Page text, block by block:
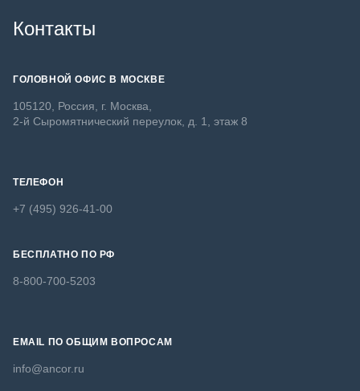
Контакты
ГОЛОВНОЙ ОФИС В МОСКВЕ
105120, Россия, г. Москва,
2-й Сыромятнический переулок, д. 1, этаж 8
ТЕЛЕФОН
+7 (495) 926-41-00
БЕСПЛАТНО ПО РФ
8-800-700-5203
EMAIL ПО ОБЩИМ ВОПРОСАМ
info@ancor.ru